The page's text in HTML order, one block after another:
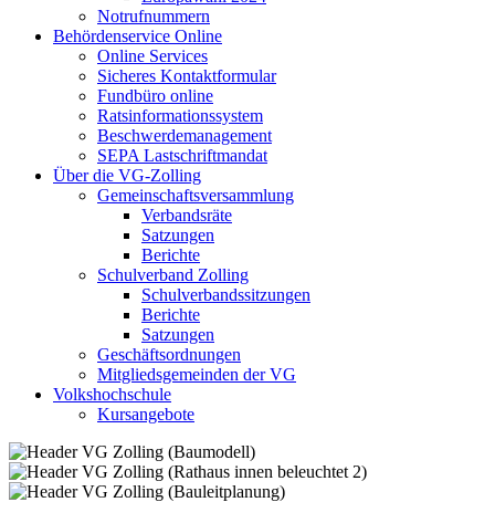
Notrufnummern
Behördenservice Online
Online Services
Sicheres Kontaktformular
Fundbüro online
Ratsinformationssystem
Beschwerdemanagement
SEPA Lastschriftmandat
Über die VG-Zolling
Gemeinschaftsversammlung
Verbandsräte
Satzungen
Berichte
Schulverband Zolling
Schulverbandssitzungen
Berichte
Satzungen
Geschäftsordnungen
Mitgliedsgemeinden der VG
Volkshochschule
Kursangebote